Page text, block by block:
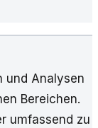
und Analysen
Bereichen.
umfassend zu